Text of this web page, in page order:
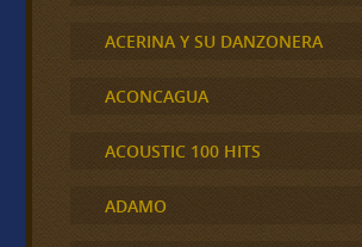
ACERINA Y SU DANZONERA
ACONCAGUA
ACOUSTIC 100 HITS
ADAMO